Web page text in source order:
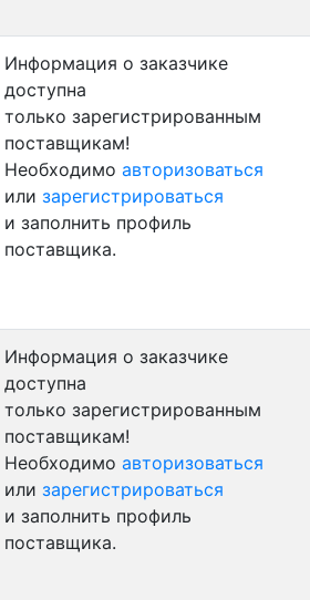
Информация о заказчике
доступна
только зарегистрированным
поставщикам!
Необходимо авторизоваться
или зарегистрироваться
и заполнить профиль
поставщика.
Информация о заказчике
доступна
только зарегистрированным
поставщикам!
Необходимо авторизоваться
или зарегистрироваться
и заполнить профиль
поставщика.